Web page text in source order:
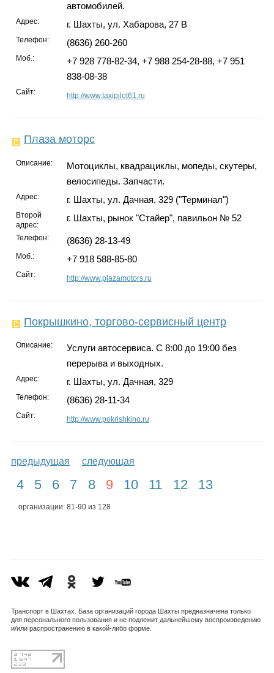
автомобилей.
Адрес: г. Шахты, ул. Хабарова, 27 В
Телефон: (8636) 260-260
Моб.:
+7 928 778-82-34, +7 988 254-28-88, +7 951
838-08-38
Сайт: http://www.taxipilot61.ru
Плаза моторс
Описание:
Мотоциклы, квадрациклы, мопеды, скутеры,
велосипеды. Запчасти.
Адрес: г. Шахты, ул. Дачная, 329 ("Терминал")
Второй
адрес:
г. Шахты, рынок "Стайер", павильон № 52
Телефон: (8636) 28-13-49
Моб.: +7 918 588-85-80
Сайт: http://www.plazamotors.ru
Покрышкино, торгово-сервисный центр
Описание:
Услуги автосервиса. С 8:00 до 19:00 без
перерыва и выходных.
Адрес: г. Шахты, ул. Дачная, 329
Телефон: (8636) 28-11-34
Сайт: http://www.pokrishkino.ru
предыдущая следующая
4 5 6 7 8 9 10 11 12 13
организации: 81-90 из 128
Транспорт в Шахтах. База организаций города Шахты предназначена только
для персонального пользования и не подлежит дальнейшему воспроизведению
и/или распространению в какой-либо форме.